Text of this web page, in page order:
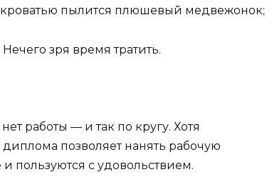
кроватью пылится плюшевый медвежонок;
зря время тратить.
работы — и так по кругу. Хотя
диплома позволяет нанять рабочую
пользуются с удовольствием.